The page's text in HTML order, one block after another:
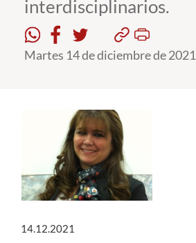
Alumni
interdisciplinarios.
Martes 14 de diciembre de 2021
14.12.2021